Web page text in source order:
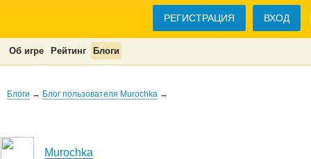
РЕГИСТРАЦИЯ ВХОД
Об игре Рейтинг Блоги
Блоги → Блог пользователя Murochka →
Murochka